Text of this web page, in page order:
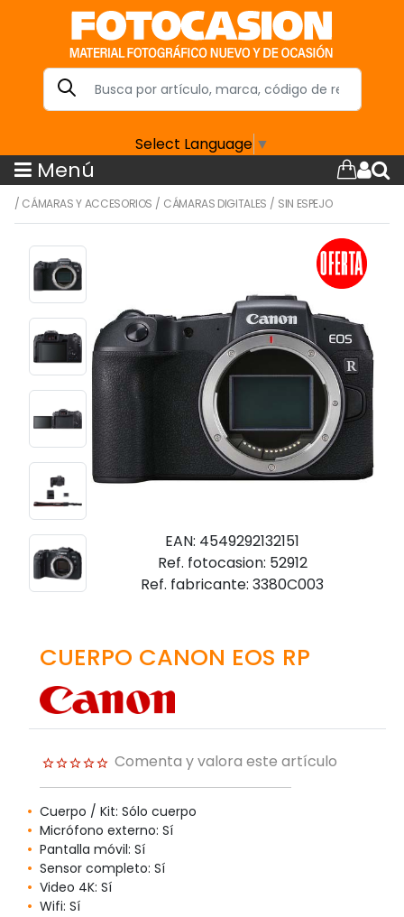
Select Language ▼
Menú
/ CÁMARAS Y ACCESORIOS / CÁMARAS DIGITALES / SIN ESPEJO
EAN: 4549292132151
Ref. fotocasion: 52912
Ref. fabricante: 3380C003
CUERPO CANON EOS RP
Comenta y valora este artículo
Cuerpo / Kit: Sólo cuerpo
Micrófono externo: Sí
Pantalla móvil: Sí
Sensor completo: Sí
Video 4K: Sí
Wifi: Sí